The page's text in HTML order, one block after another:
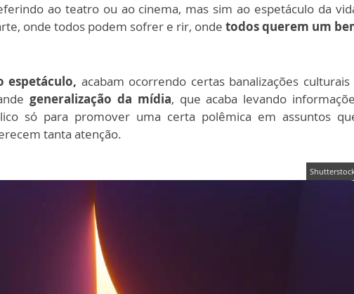
ao teatro ou ao cinema, mas sim ao espetáculo da
onde todos podem sofrer e rir, onde todos querem um
espetáculo, acabam ocorrendo certas banalizações culturais
generalização da mídia, que acaba levando
só para promover uma certa polêmica em assuntos
tanta atenção.